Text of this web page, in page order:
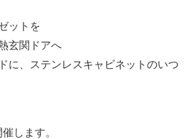
ットを
玄関ドアへ
に、ステンレスキャビネットのいつ
します。